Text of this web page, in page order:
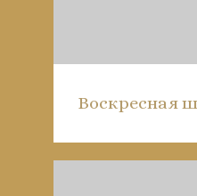
Воскресная